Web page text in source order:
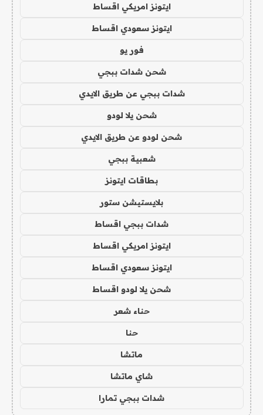
ايتونز امريكي اقساط
ايتونز سعودي اقساط
فور يو
شحن شدات ببجي
شدات ببجي عن طريق الايدي
شحن يلا لودو
شحن لودو عن طريق الايدي
شعبية ببجي
بطاقات ايتونز
بلايستيشن ستور
شدات ببجي اقساط
ايتونز امريكي اقساط
ايتونز سعودي اقساط
شحن يلا لودو اقساط
حناء شعر
حنا
ماتشا
شاي ماتشا
شدات ببجي تمارا